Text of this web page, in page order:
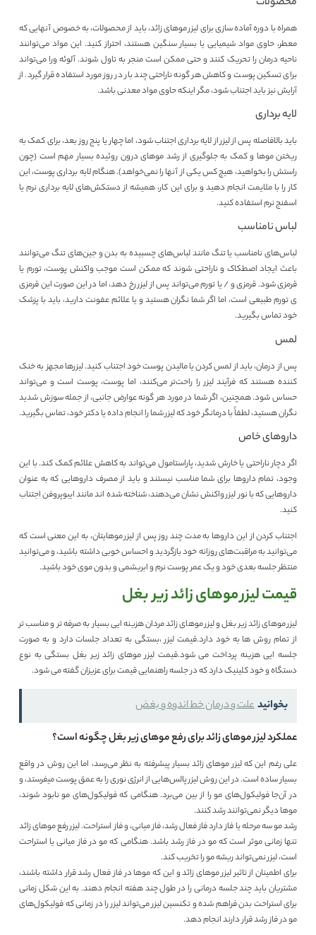
همراه با دوره آماده سازی برای لیزر موهای زائد، باید از محصولات، به خصوص آنهایی که
معطر، حاوی مواد شیمیایی یا بسیار سنگین هستند، احتراز کنید. این مواد می‌توانند
ناحیه درمان را تحریک کنند و حتی ممکن است منجر به تاول شوند. آلوئه ورا می‌تواند
برای تسکین پوست و کاهش هر گونه ناراحتی چند بار در روز مورد استفاده قرار گیرد. از
آرایش نیز باید اجتناب شود، مگر اینکه حاوی مواد معدنی باشد.
لایه برداری
باید بالافاصله پس از لیزر از لایه برداری اجتناب شود، اما چهار یا پنج روز بعد، برای کمک به
ریختن موها و کمک به جلوگیری از رشد موهای درون روئیده بسیار مهم است (چون
راستش را بخواهید، هیچ کس یکی از آنها را نمی‌خواهد). هنگام لایه برداری پوست، این
کار را با ملایمت انجام دهید و برای این کار، همیشه از دستکش‌های لایه برداری نرم یا
اسفنج نرم استفاده کنید.
لباس نامناسب
لباس‌های نامناسب یا تنگ مانند لباس‌های چسبیده به بدن و جین‌های تنگ می‌توانند
باعث ایجاد اصطکاک و ناراحتی شوند که ممکن است موجب واکنش پوست، تورم یا
قرمزی شود. قرمزی و / یا تورم می‌تواند پس از لیزر رخ دهد، اما در این صورت این قرمزی
ی تورم طبیعی است، اما اگر شما نگران هستید و یا علائم عفونت دارید، باید با پزشک
خود تماس بگیرید.
لمس
پس از درمان، باید از لمس کردن یا مالیدن پوست خود اجتناب کنید. لیزرها مجهز به خنک
کننده هستند که فرآیند لیزر را راحت‌تر می‌کنند، اما پوست، پوست است و می‌تواند
حساس شود. همچنین، اگر شما در مورد هر گونه عوارض جانبی، از جمله سوزش شدید
نگران هستید، لطفاً با درمانگر خود که لیزر شما را انجام داده یا دکتر خود، تماس بگیرید.
داروهای خاص
اگر دچار ناراحتی یا خارش شدید، پاراستامول می‌تواند به کاهش علائم کمک کند. با این
وجود، تمام داروها برای شما مناسب نیستند و باید از مصرف داروهایی که به عنوان
داروهایی که با نور لیزر واکنش نشان می‌دهند، شناخته شده اند مانند ایبوپروفن اجتناب
کنید.
اجتناب کردن از این داروها به مدت چند روز پس از لیزر موهایتان، به این معنی است که
می‌توانید به مراقبت‌های روزانه خود بازگردید و احساس خوبی داشته باشید، و می‌توانید
منتظر جلسه بعدی خود و یک عمر پوست نرم و ابریشمی و بدون موی خود باشید.
قیمت لیزر موهای زائد زیر بغل
لیزر موهای زائد زیر بغل و لیزر موهای زائد مردان هزینه ایی بسیار به صرفه تر و مناسب تر
از تمام روش ها به خود دارد.قیمت لیزر ،بستگی به تعداد جلسات دارد و به صورت
جلسه ایی هزینه پرداخت می شود.قیمت لیزر موهای زائد زیر بغل بستگی به نوع
دستگاه و خود کلینیک دارد که در جلسه راهنمایی قیمت برای عزیزان گفته می شود.
بخوانیدعلت و درمان خط اندوه و بغض
عملکرد لیزر موهای زائد برای رفع موهای زیر بغل چگونه است؟
علی رغم این که لیزر موهای زائد بسیار پیشرفته به نظر می‌رسد، اما این روش در واقع
بسیار ساده است. در این روش لیزر پالس‌هایی از انرژی نوری را به عمق پوست می‍‌فرستد، و
در آن‌جا فولیکول‌های مو را از بین می‌برد. هنگامی که فولیکول‌های مو نابود شوند،
موها دیگر نمی‌توانند رشد کنند.
رشد مو سه مرحله یا فاز دارد فاز فعال رشد، فاز میانی، و فاز استراحت. لیزر رفع موهای زائد
تنها زمانی موثر است که مو در فاز رشد باشد. هنگامی که مو در فاز میانی یا استراحت
است، لیزر نمی‌تواند ریشه مو را تخریب کند.
برای اطمینان از تاثیر لیزر موهای زائد و این که موها در فاز فعال رشد قرار داشته باشند،
مشتریان باید چند جلسه درمانی را در طول چند هفته انجام دهند. به این شکل زمانی
برای استراحت بدن فراهم شده و تکنسین لیزر می‌تواند لیزر را در زمانی که فولیکول‌های
مو در فاز رشد قرار دارند انجام دهد.